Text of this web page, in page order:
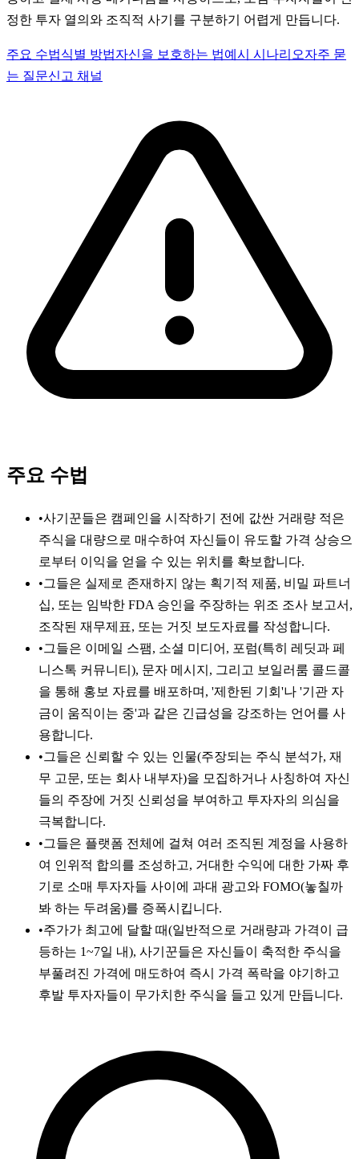
정한 투자 열의와 조직적 사기를 구분하기 어렵게 만듭니다.
주요 수법식별 방법자신을 보호하는 법예시 시나리오자주 묻
는 질문신고 채널
주요 수법
•사기꾼들은 캠페인을 시작하기 전에 값싼 거래량 적은
주식을 대량으로 매수하여 자신들이 유도할 가격 상승으
로부터 이익을 얻을 수 있는 위치를 확보합니다.
•그들은 실제로 존재하지 않는 획기적 제품, 비밀 파트너
십, 또는 임박한 FDA 승인을 주장하는 위조 조사 보고서,
조작된 재무제표, 또는 거짓 보도자료를 작성합니다.
•그들은 이메일 스팸, 소셜 미디어, 포럼(특히 레딧과 페
니스톡 커뮤니티), 문자 메시지, 그리고 보일러룸 콜드콜
을 통해 홍보 자료를 배포하며, '제한된 기회'나 '기관 자
금이 움직이는 중'과 같은 긴급성을 강조하는 언어를 사
용합니다.
•그들은 신뢰할 수 있는 인물(주장되는 주식 분석가, 재
무 고문, 또는 회사 내부자)을 모집하거나 사칭하여 자신
들의 주장에 거짓 신뢰성을 부여하고 투자자의 의심을
극복합니다.
•그들은 플랫폼 전체에 걸쳐 여러 조직된 계정을 사용하
여 인위적 합의를 조성하고, 거대한 수익에 대한 가짜 후
기로 소매 투자자들 사이에 과대 광고와 FOMO(놓칠까
봐 하는 두려움)를 증폭시킵니다.
•주가가 최고에 달할 때(일반적으로 거래량과 가격이 급
등하는 1~7일 내), 사기꾼들은 자신들이 축적한 주식을
부풀려진 가격에 매도하여 즉시 가격 폭락을 야기하고
후발 투자자들이 무가치한 주식을 들고 있게 만듭니다.